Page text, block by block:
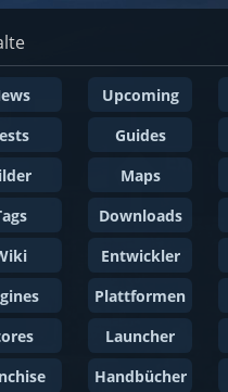
Upcoming
Guides
Maps
Downloads
Entwickler
Plattformen
Launcher
Handbücher